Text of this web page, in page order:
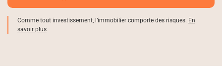
Comme tout investissement, l’immobilier comporte des risques. En
savoir plus